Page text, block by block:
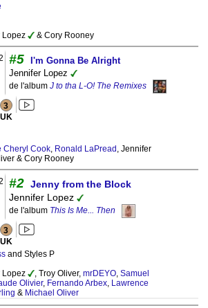
Lopez
& Cory Rooney
#5 I'm Gonna Be Alright
Jennifer Lopez
de l'album J to tha L-O! The Remixes
3
UK
Cheryl Cook Ronald LaPread , Jennifer
& Cory Rooney
#2 Jenny from the Block
Jennifer Lopez
de l'album This Is Me... Then
3
UK
and Styles P
Lopez
, Troy Oliver, mrDEYO Samuel
Olivier, Fernando Arbex Lawrence
& Michael Oliver